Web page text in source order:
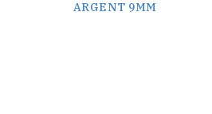
ARGENT 9MM